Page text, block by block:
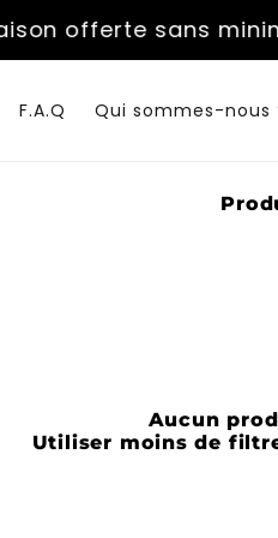
offerte sans
F.A.Q Qui sommes-nous
C
Aucun
Utiliser moins de